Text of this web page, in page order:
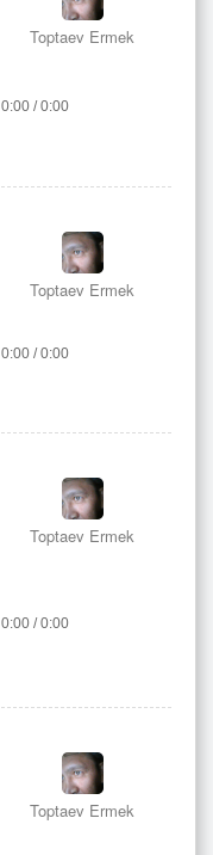
Toptaev Ermek
0:00 / 0:00
Toptaev Ermek
0:00 / 0:00
Toptaev Ermek
0:00 / 0:00
Toptaev Ermek